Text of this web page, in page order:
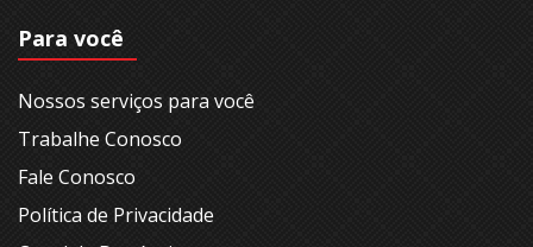
Para você
Nossos serviços para você
Trabalhe Conosco
Fale Conosco
Política de Privacidade